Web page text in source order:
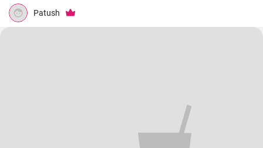
Patush